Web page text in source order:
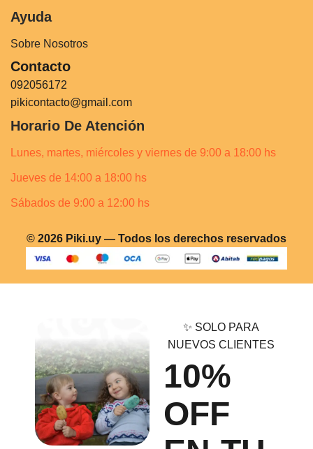
Ayuda
Sobre Nosotros
Contacto
092056172
pikicontacto@gmail.com
Horario De Atención
Lunes, martes, miércoles y viernes de 9:00 a 18:00 hs
Jueves de 14:00 a 18:00 hs
Sábados de 9:00 a 12:00 hs
© 2026 Piki.uy — Todos los derechos reservados
✨ SOLO PARA
NUEVOS CLIENTES
10%
OFF